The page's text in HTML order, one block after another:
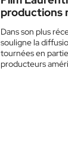
productions
Dans son plus
souligne la
tournées en
producteurs